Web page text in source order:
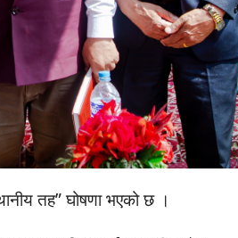
तह” घोषणा भएको छ ।